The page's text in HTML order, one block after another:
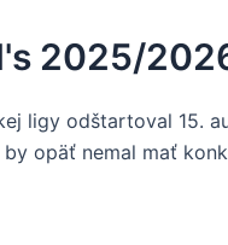
2025/
ligy odštartoval 15.
opäť nemal mať